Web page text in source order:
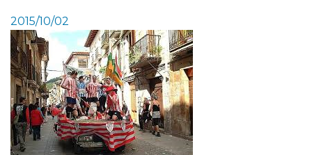
2015/10/02